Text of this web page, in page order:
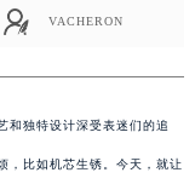
VACHERON
和独特设计深受表迷们的追
，比如机芯生锈。今天，就让